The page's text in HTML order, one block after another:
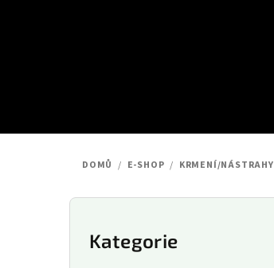
DOMŮ / E-SHOP / KRMENÍ/NÁSTRAHY
P
Přeskočit
kategorie
Kategorie